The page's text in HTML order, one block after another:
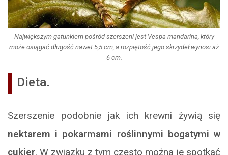
Największym gatunkiem pośród szerszeni jest Vespa mandarina, który
może osiągać długość nawet 5,5 cm, a rozpiętość jego skrzydeł wynosi aż
6 cm.
Dieta.
Szerszenie podobnie jak ich krewni żywią się
nektarem i pokarmami roślinnymi bogatymi w
cukier. W związku z tym często można je spotkać